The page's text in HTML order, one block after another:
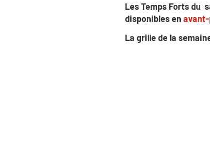
Les Temps Forts du
disponibles en
La grille de la